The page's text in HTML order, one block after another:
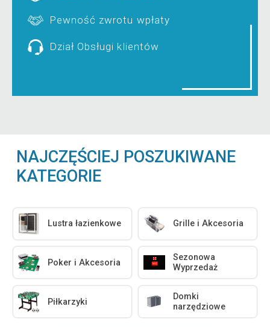
Pewność zwrotu wpłaty
Dział Obsługi klientów
NAJCZĘŚCIEJ POSZUKIWANE
KATEGORIE
Lustra łazienkowe Grille i Akcesoria
Poker i Akcesoria
Sezonowa
Wyprzedaż
Piłkarzyki
Domki
narzędziowe